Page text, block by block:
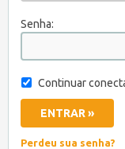
Senha:
Continuar
Perdeu sua senha?